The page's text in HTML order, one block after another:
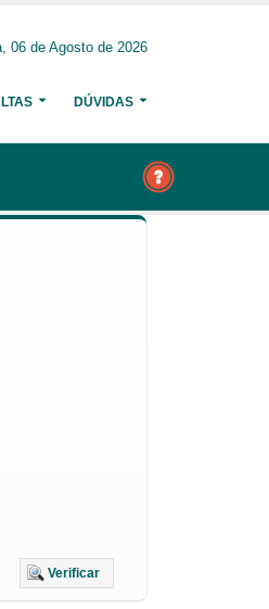
06 de Agosto de 2026
DÚVIDAS
Verificar